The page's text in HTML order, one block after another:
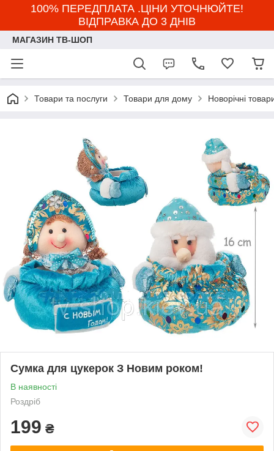
100% ПЕРЕДПЛАТА .ЦІНИ УТОЧНЮЙТЕ!
ВІДПРАВКА ДО 3 ДНІВ
МАГАЗИН ТВ-ШОП
Товари та послуги Товари для дому Новорічні
Сумка для цукерок З Новим роком!
В наявності
Роздріб
199 ₴